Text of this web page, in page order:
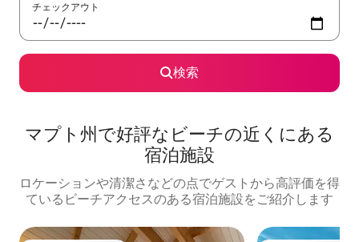
チェックアウト
検索
マプト州で好評なビーチの近くにある
宿泊施設
ロケーションや清潔さなどの点でゲストから高評価を得
ているビーチアクセスのある宿泊施設をご紹介します